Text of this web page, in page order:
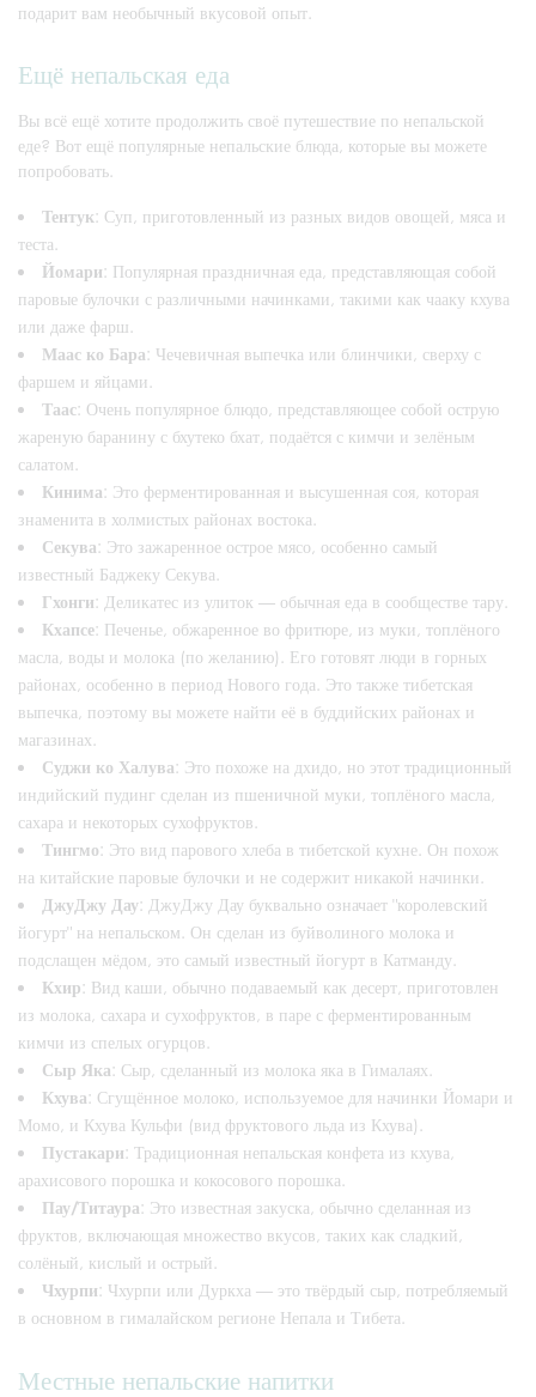
подарит вам необычный вкусовой опыт.
Ещё непальская еда
Вы всё ещё хотите продолжить своё путешествие по непальской
еде? Вот ещё популярные непальские блюда, которые вы можете
попробовать.
Тентук: Суп, приготовленный из разных видов овощей, мяса и
теста.
Йомари: Популярная праздничная еда, представляющая собой
паровые булочки с различными начинками, такими как чааку кхува
или даже фарш.
Маас ко Бара: Чечевичная выпечка или блинчики, сверху с
фаршем и яйцами.
Таас: Очень популярное блюдо, представляющее собой острую
жареную баранину с бхутеко бхат, подаётся с кимчи и зелёным
салатом.
Кинима: Это ферментированная и высушенная соя, которая
знаменита в холмистых районах востока.
Секува: Это зажаренное острое мясо, особенно самый
известный Баджеку Секува.
Гхонги: Деликатес из улиток — обычная еда в сообществе тару.
Кхапсе: Печенье, обжаренное во фритюре, из муки, топлёного
масла, воды и молока (по желанию). Его готовят люди в горных
районах, особенно в период Нового года. Это также тибетская
выпечка, поэтому вы можете найти её в буддийских районах и
магазинах.
Суджи ко Халува: Это похоже на дхидо, но этот традиционный
индийский пудинг сделан из пшеничной муки, топлёного масла,
сахара и некоторых сухофруктов.
Тингмо: Это вид парового хлеба в тибетской кухне. Он похож
на китайские паровые булочки и не содержит никакой начинки.
ДжуДжу Дау: ДжуДжу Дау буквально означает "королевский
йогурт" на непальском. Он сделан из буйволиного молока и
подслащен мёдом, это самый известный йогурт в Катманду.
Кхир: Вид каши, обычно подаваемый как десерт, приготовлен
из молока, сахара и сухофруктов, в паре с ферментированным
кимчи из спелых огурцов.
Сыр Яка: Сыр, сделанный из молока яка в Гималаях.
Кхува: Сгущённое молоко, используемое для начинки Йомари и
Момо, и Кхува Кульфи (вид фруктового льда из Кхува).
Пустакари: Традиционная непальская конфета из кхува,
арахисового порошка и кокосового порошка.
Пау/Титаура: Это известная закуска, обычно сделанная из
фруктов, включающая множество вкусов, таких как сладкий,
солёный, кислый и острый.
Чхурпи: Чхурпи или Дуркха — это твёрдый сыр, потребляемый
в основном в гималайском регионе Непала и Тибета.
Местные непальские напитки